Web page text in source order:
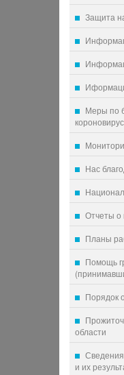
Защита
Меры по
Нас
Отчеты о
Планы
Помощь
Порядок
области
и их